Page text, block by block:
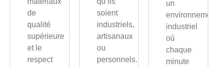
de
qualité
supérieure
et le
respect
soient
industriels,
artisanaux
ou
personnels.
un
environnement
industriel
où
chaque
minute